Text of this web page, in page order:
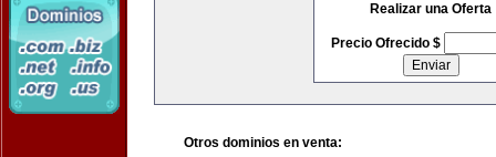
Realizar una Oferta
Precio Ofrecido $
Otros dominios en venta: